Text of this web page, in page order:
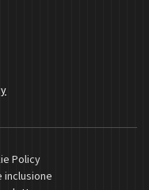
Policy
inclusione